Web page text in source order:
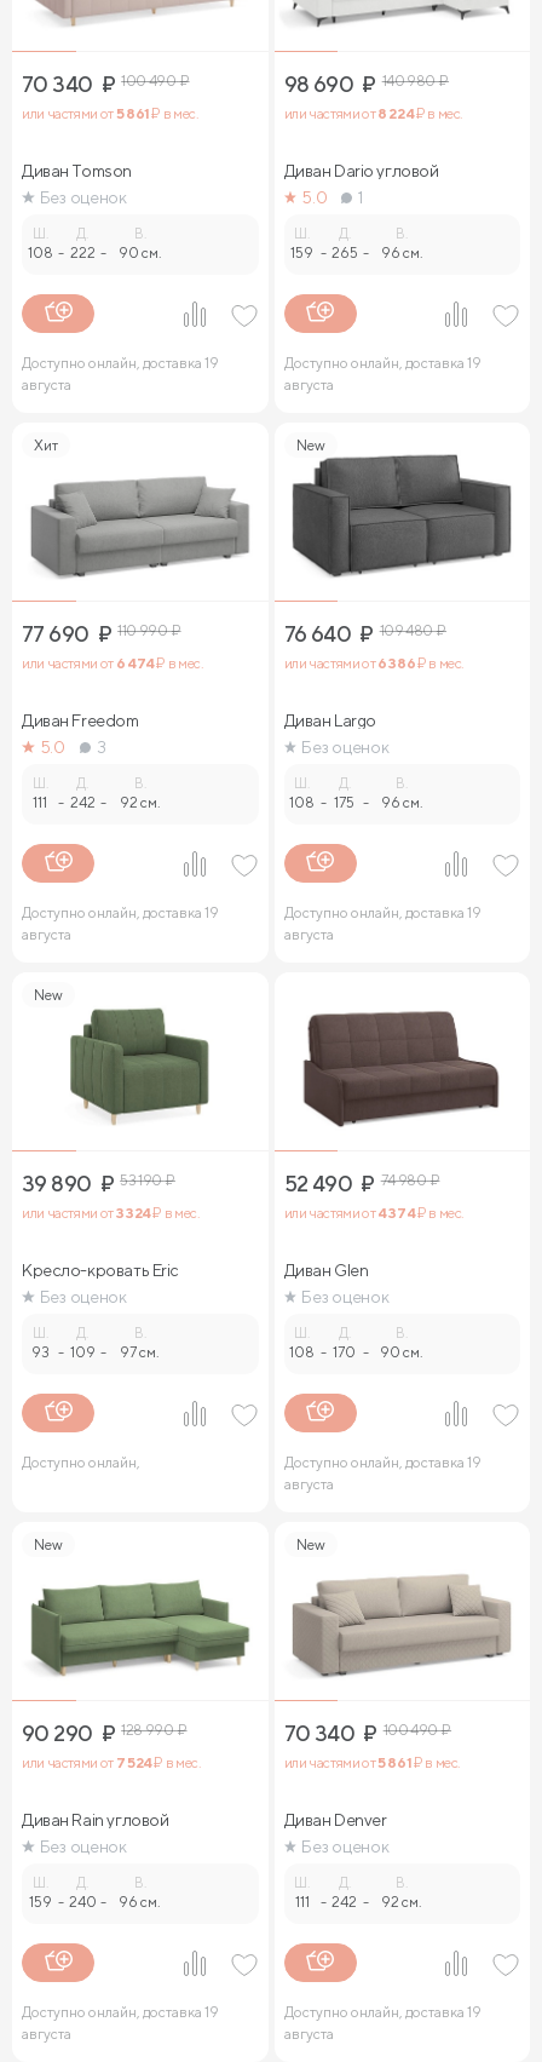
70 340 ₽ 100 490₽
или частями от5 861₽ в мес.
Диван Tomson
Без оценок
108 -
Д.
222 -
В.
90 см.
Доступно онлайн, доставка 19
августа
98 690 ₽ 140 980₽
или частями от8 224₽ в мес.
Диван Dario угловой
5.0
1
159 -
Д.
265 -
В.
96 см.
Доступно онлайн, доставка 19
августа
Хит
77 690 ₽ 110 990₽
или частями от 6 474₽ в мес.
Диван Freedom
5.0
3
111 -
Д.
242 -
В.
92 см.
Доступно онлайн, доставка 19
августа
New
76 640 ₽ 109 480₽
или частями от6 386₽ в мес.
Диван Largo
Без оценок
108 -
Д.
175 -
В.
96 см.
Доступно онлайн, доставка 19
августа
New
39 890 ₽ 53 190₽
или частями от3 324₽ в мес.
Кресло-кровать Eric
Без оценок
93 -
Д.
109 -
В.
97 см.
Доступно онлайн,
52 490 ₽ 74 980₽
или частями от4 374₽ в мес.
Диван Glen
Без оценок
108 -
Д.
170 -
В.
90 см.
Доступно онлайн, доставка 19
августа
New
90 290 ₽ 128 990₽
или частями от 7 524₽ в мес.
Диван Rain угловой
Без оценок
159 -
Д.
240 -
В.
96 см.
Доступно онлайн, доставка 19
августа
New
70 340 ₽ 100 490₽
или частями от5 861₽ в мес.
Диван Denver
Без оценок
111 -
Д.
242 -
В.
92 см.
Доступно онлайн, доставка 19
августа